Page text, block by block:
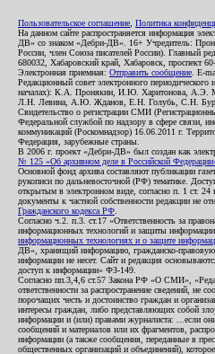
Пользовательское соглашение Политика
На данном сайте распространяется информация
ДВ» со знаком «Дебри-ДВ». 16+ Учредитель:
России, член Союза писателей России). Главный
680032, Хабаровский край, Хабаровск, проспект
Электронная приемная: Отправить сообщение . E-
Редакционный совет электронного
началах): К.А. Пронякин, И.Ю. Харитонова,
Л.Н. Левина, А.Ю. Жданов, Е.Н. Голубь, С.Н.
Свидетельство о регистрации СМИ
Федеральной службой по надзору в сфере связи,
коммуникаций (Роскомнадзор) 16.06.2011 г.
Федерация, зарубежные страны.
В 2006 г. проект «Дебри-ДВ» был создан как
№ 125 «Об архивном деле в Российской
Основной фонд архива составляют публикации
рукописи по дальневосточной (РФ) тематике.
открытым в электронном виде, согласно п. 1 ст.
документы к частной собственности редакции не
Гражданского кодекса РФ
Согласно ч.2. п.3. ст.17 «Ответственность за
информационных технологий и защиты
информационных технологиях и о защите
ДВ», хранящий информацию, гражданско-правовую
информации не несет. Сайт и редакция
доступ к информации» ФЗ-149.
Согласно пп.3,4,6 ст.57 Закона РФ «О СМИ»,
ответственности за распространение сведений, не
порочащих честь и достоинство граждан и
интересы граждан, либо представляющих собой
информации и (или) правами журналиста: ...если
сообщений и материалов или их фрагментов,
информации (а также сообщения, переданные в
общественных организаций и объединений),